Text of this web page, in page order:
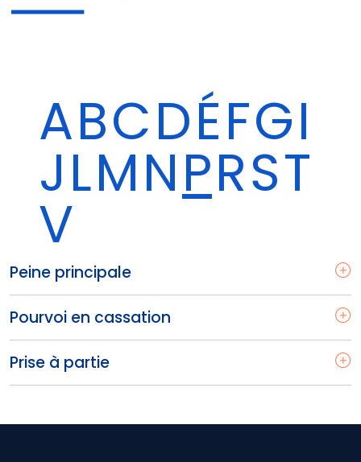
ABCDÉFGI
JLMNPRST
V
Peine principale
Pourvoi en cassation
Prise à partie